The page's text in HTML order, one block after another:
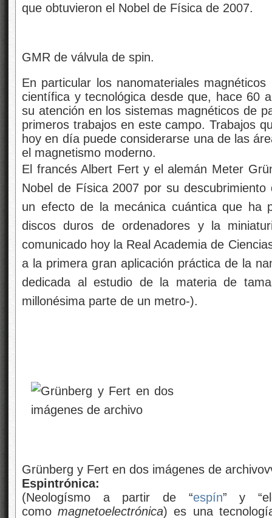
que obtuvieron el Nobel de Física de 2007.
GMR de válvula de spin.
En particular los nanomateriales
científica y tecnológica desde que, hace 60
su atención en los sistemas magnéticos de
primeros trabajos en este campo. Trabajos
hoy en día puede considerarse una de las
el magnetismo moderno.
El francés Albert Fert y el alemán Meter
Nobel de Física 2007 por su
un efecto de la mecánica cuántica que ha
discos duros de ordenadores y la
comunicado hoy la Real Academia de
a la primera gran aplicación práctica de la
dedicada al estudio de la materia de
millonésima parte de un metro-).
Grünberg y Fert en dos imágenes de
Espintrónica:
(Neologísmo a partir de “espín” y
comomagnetoelectrónica) es una